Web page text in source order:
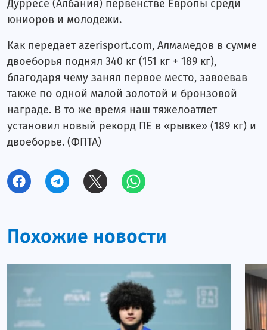
Блог Имрана Гусейнова
Блог Рустама Фаталиева
Блог Ровшана Аскерова
Женский блог
Блог Туйгуна Надирова
Блог Оксаны Пархоменко
Блог Властимила Петржелы
Блог Джокичы Хаджиевского
Блог Фаната
Динара Гиматова. Часть II
Динара Гиматова. Часть I
Марина Танкацкая. Часть II
Марина Танкацкая. Часть I
Дурресе (Албания) первенстве Европы среди
юниоров и молодежи.
Как передает azerisport.com, Алмамедов в сумме
двоеборья поднял 340 кг (151 кг + 189 кг),
благодаря чему занял первое место, завоевав
также по одной малой золотой и бронзовой
награде. В то же время наш тяжелоатлет
установил новый рекорд ПЕ в «рывке» (189 кг) и
двоеборье. (ФПТА)
Похожие новости